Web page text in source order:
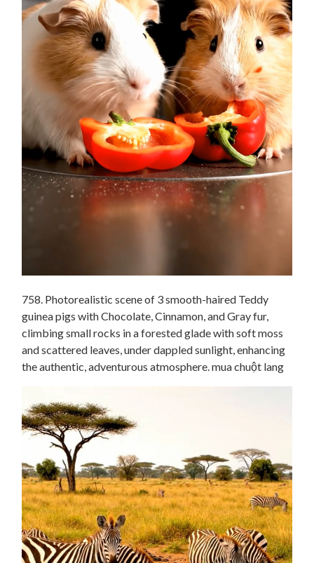
758. Photorealistic scene of 3 smooth-haired Teddy
guinea pigs with Chocolate, Cinnamon, and Gray fur,
climbing small rocks in a forested glade with soft moss
and scattered leaves, under dappled sunlight, enhancing
the authentic, adventurous atmosphere. mua chuột lang